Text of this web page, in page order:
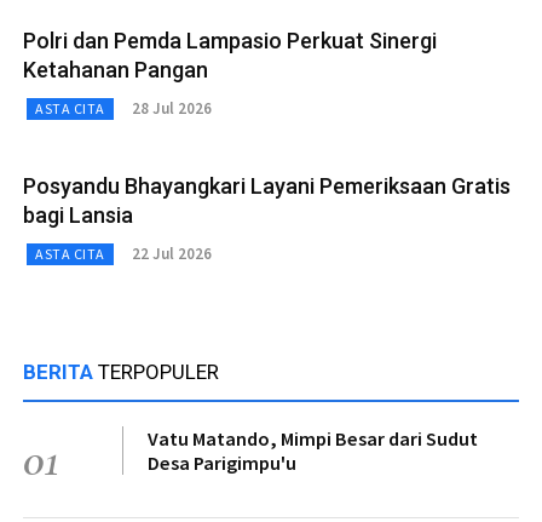
Polri dan Pemda Lampasio Perkuat Sinergi
Ketahanan Pangan
ASTA CITA 28 Jul 2026
Posyandu Bhayangkari Layani Pemeriksaan Gratis
bagi Lansia
ASTA CITA 22 Jul 2026
BERITA TERPOPULER
01
Vatu Matando, Mimpi Besar dari Sudut
Desa Parigimpu'u